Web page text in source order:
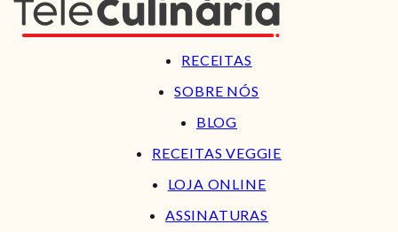
RECEITAS
SOBRE NÓS
BLOG
RECEITAS VEGGIE
LOJA ONLINE
ASSINATURAS